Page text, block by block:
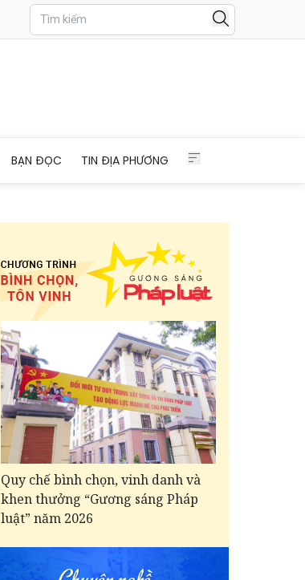
BẠN ĐỌC TIN ĐỊA PHƯƠNG
Quy chế bình chọn, vinh danh và
khen thưởng “Gương sáng Pháp
luật” năm 2026